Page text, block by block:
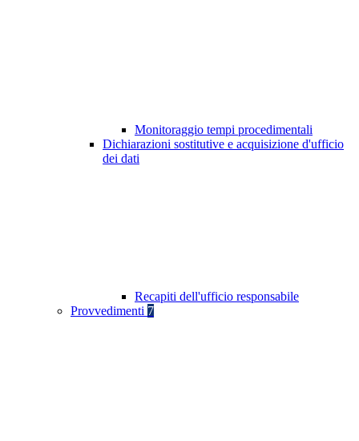
Monitoraggio tempi procedimentali
Dichiarazioni sostitutive e acquisizione d'ufficio
dei dati
Recapiti dell'ufficio responsabile
Provvedimenti 7